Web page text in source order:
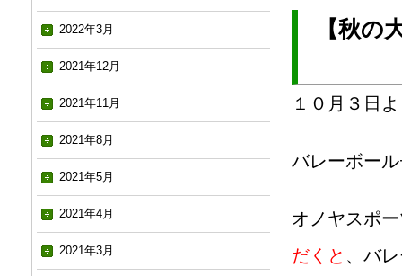
2022年3月
2021年12月
2021年11月
2021年8月
2021年5月
2021年4月
2021年3月
【秋の
１０月３日
バレーボー
オノヤスポ
だくと 、バ